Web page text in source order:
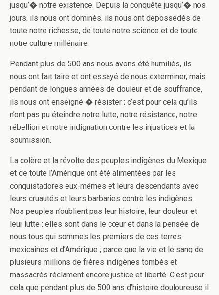
jusqu’� notre existence. Depuis la conquête jusqu’� nos
jours, ils nous o­nt dominés, ils nous o­nt dépossédés de
toute notre richesse, de toute notre science et de toute
notre culture millénaire.
Pendant plus de 500 ans nous avons été humiliés, ils
nous o­nt fait taire et o­nt essayé de nous exterminer, mais
pendant de longues années de douleur et de souffrance,
ils nous o­nt enseigné � résister ; c’est pour cela qu’ils
n’ont pas pu éteindre notre lutte, notre résistance, notre
rébellion et notre indignation contre les injustices et la
soumission.
La colère et la révolte des peuples indigènes du Mexique
et de toute l’Amérique o­nt été alimentées par les
conquistadores eux-mêmes et leurs descendants avec
leurs cruautés et leurs barbaries contre les indigènes.
Nos peuples n’oublient pas leur histoire, leur douleur et
leur lutte : elles sont dans le cœur et dans la pensée de
nous tous qui sommes les premiers de ces terres
mexicaines et d’Amérique ; parce que la vie et le sang de
plusieurs millions de frères indigènes tombés et
massacrés réclament encore justice et liberté. C’est pour
cela que pendant plus de 500 ans d’histoire douloureuse il